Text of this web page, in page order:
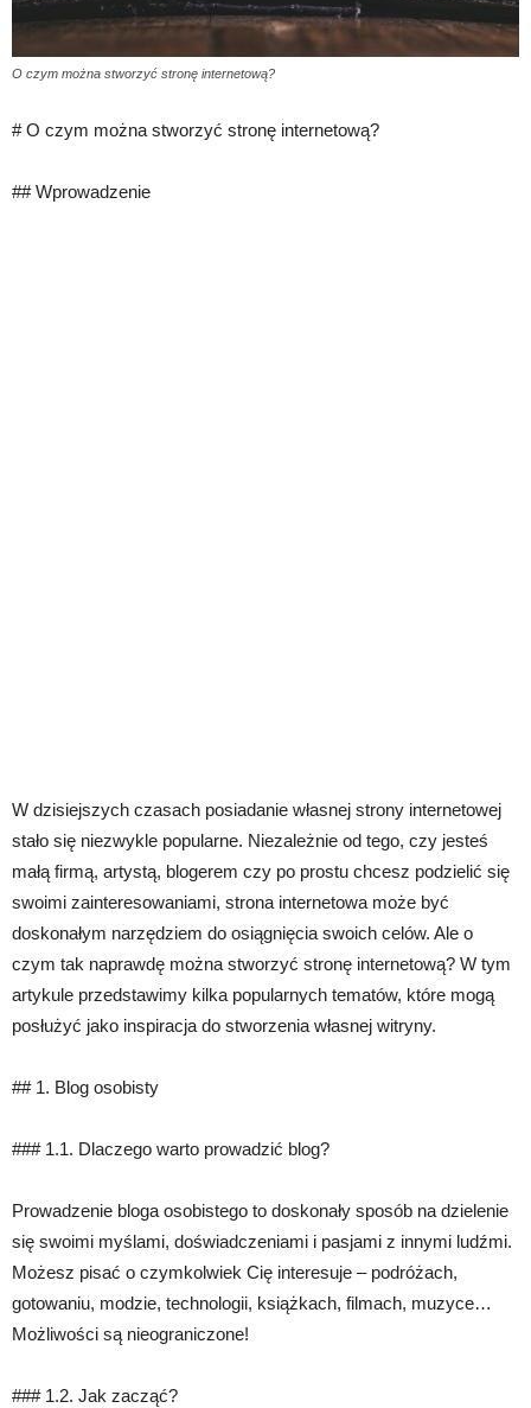
O czym można stworzyć stronę internetową?
# O czym można stworzyć stronę internetową?
## Wprowadzenie
W dzisiejszych czasach posiadanie własnej strony internetowej
stało się niezwykle popularne. Niezależnie od tego, czy jesteś
małą firmą, artystą, blogerem czy po prostu chcesz podzielić się
swoimi zainteresowaniami, strona internetowa może być
doskonałym narzędziem do osiągnięcia swoich celów. Ale o
czym tak naprawdę można stworzyć stronę internetową? W tym
artykule przedstawimy kilka popularnych tematów, które mogą
posłużyć jako inspiracja do stworzenia własnej witryny.
## 1. Blog osobisty
### 1.1. Dlaczego warto prowadzić blog?
Prowadzenie bloga osobistego to doskonały sposób na dzielenie
się swoimi myślami, doświadczeniami i pasjami z innymi ludźmi.
Możesz pisać o czymkolwiek Cię interesuje – podróżach,
gotowaniu, modzie, technologii, książkach, filmach, muzyce…
Możliwości są nieograniczone!
### 1.2. Jak zacząć?